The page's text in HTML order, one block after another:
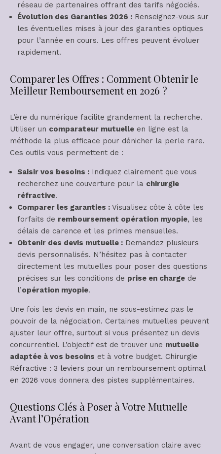
réseau de partenaires offrant des tarifs négociés.
Évolution des Garanties 2026 : Renseignez-vous sur
les éventuelles mises à jour des garanties optiques
pour l’année en cours. Les offres peuvent évoluer
rapidement.
Comparer les Offres : Comment Obtenir le
Meilleur Remboursement en 2026 ?
L’ère du numérique facilite grandement la recherche.
Utiliser un comparateur mutuelle en ligne est la
méthode la plus efficace pour dénicher la perle rare.
Ces outils vous permettent de :
Saisir vos besoins : Indiquez clairement que vous
recherchez une couverture pour la chirurgie
réfractive.
Comparer les garanties : Visualisez côte à côte les
forfaits de remboursement opération myopie, les
délais de carence et les primes mensuelles.
Obtenir des devis mutuelle : Demandez plusieurs
devis personnalisés. N’hésitez pas à contacter
directement les mutuelles pour poser des questions
précises sur les conditions de prise en charge de
l’opération myopie.
Une fois les devis en main, ne sous-estimez pas le
pouvoir de la négociation. Certaines mutuelles peuvent
ajuster leur offre, surtout si vous présentez un devis
concurrentiel. L’objectif est de trouver une mutuelle
adaptée à vos besoins et à votre budget. Chirurgie
Réfractive : 3 leviers pour un remboursement optimal
en 2026 vous donnera des pistes supplémentaires.
Questions Clés à Poser à Votre Mutuelle
Avant l’Opération
Avant de vous engager, une conversation claire avec